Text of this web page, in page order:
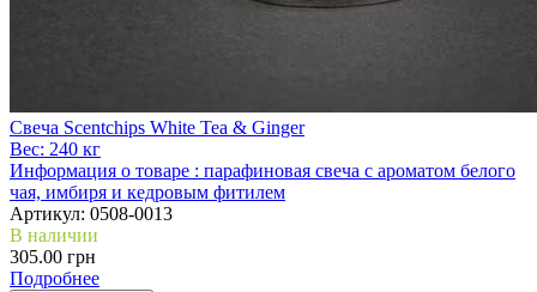
Свеча Scentchips White Tea & Ginger
Вес: 240 кг
Информация о товаре : парафиновая свеча с ароматом белого
чая, имбиря и кедровым фитилем
Артикул: 0508-0013
В наличии
305.00 грн
Подробнее